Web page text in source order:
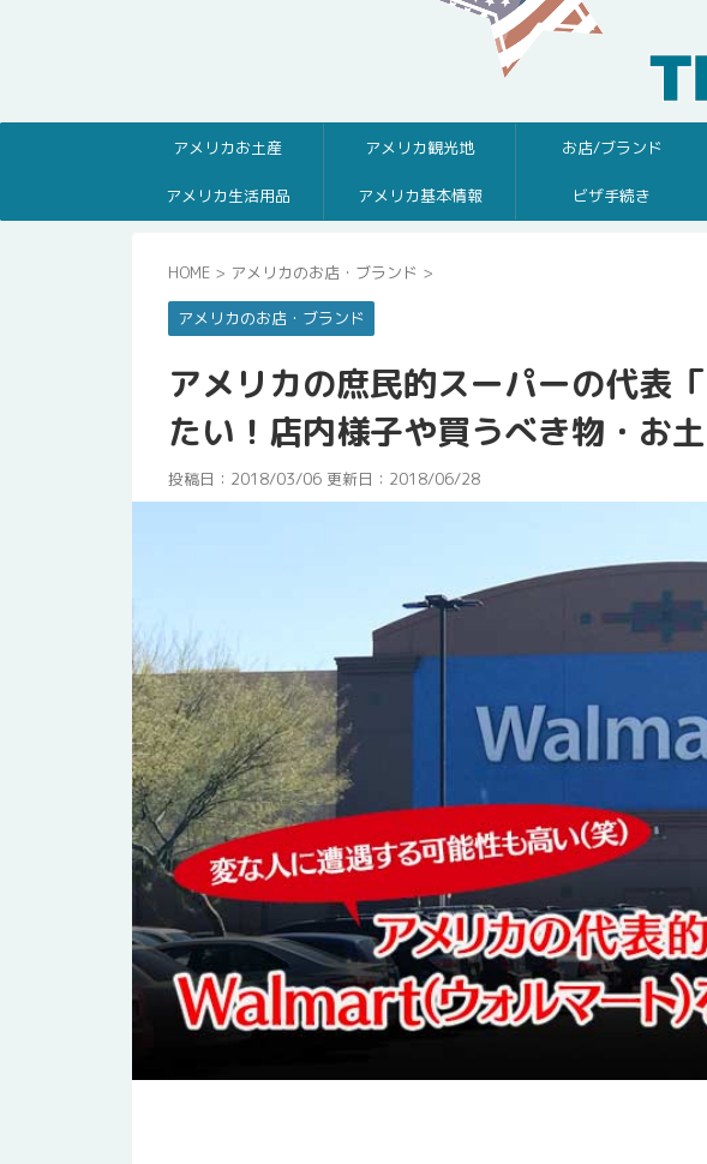
アメリカお土産 アメリカ観光地 お店/ブランド
アメリカ生活用品 アメリカ基本情報 ビザ手続き
HOME > アメリカのお店・ブランド >
アメリカのお店・ブランド
アメリカの庶民的スーパーの代表
たい！店内様子や買うべき物・お
投稿日：2018/03/06 更新日： 2018/06/28